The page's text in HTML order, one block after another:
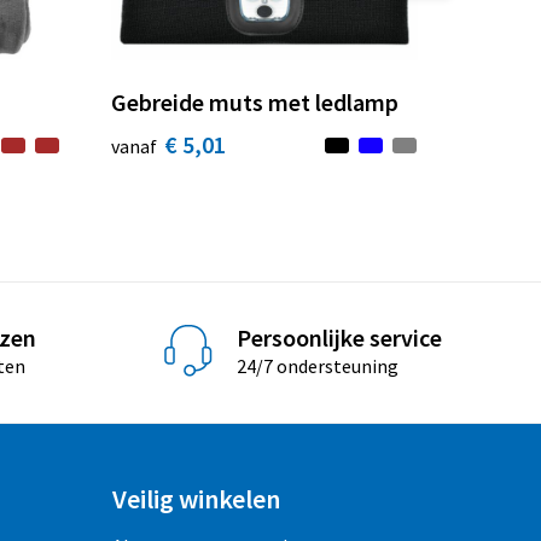
Gebreide muts met ledlamp
vanaf € 5,01
Persoonlijke service
24/7 ondersteuning
Veilig winkelen